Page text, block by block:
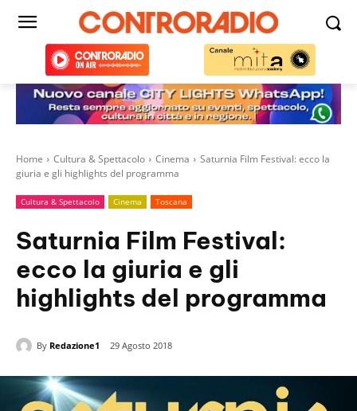
Home Cultura & Spettacolo Cinema
Saturnia Film Festival: ecco la
giuria e gli highlights del programma
Cultura & Spettacolo Cinema Toscana
Saturnia Film Festival:
ecco la giuria e gli
highlights del programma
By Redazione1 29 Agosto 2018